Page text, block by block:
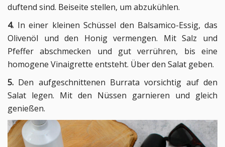
duftend sind. Beiseite stellen, um abzukühlen.
4. In einer kleinen Schüssel den Balsamico-Essig, das
Olivenöl und den Honig vermengen. Mit Salz und
Pfeffer abschmecken und gut verrühren, bis eine
homogene Vinaigrette entsteht. Über den Salat geben.
5. Den aufgeschnittenen Burrata vorsichtig auf den
Salat legen. Mit den Nüssen garnieren und gleich
genießen.